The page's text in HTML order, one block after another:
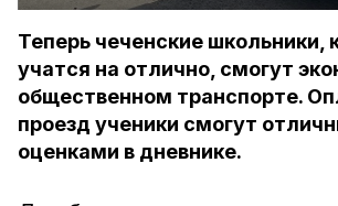
Теперь чеченские школьники,
учатся на отлично, смогут
общественном транспорте.
проезд ученики смогут
оценками в дневнике.